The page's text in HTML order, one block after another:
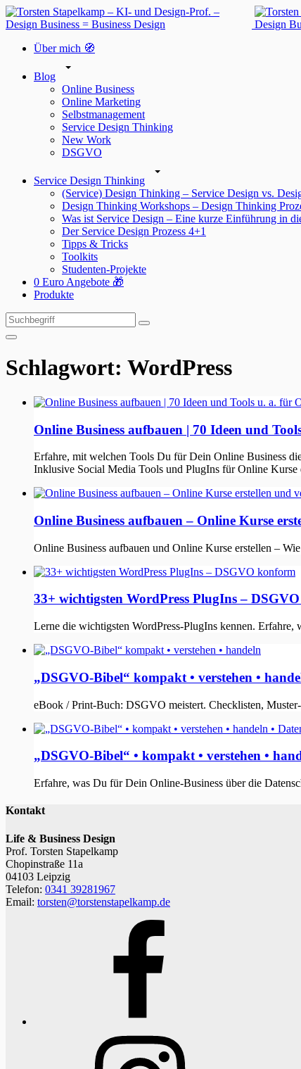
Über mich 🧭
Blog
Online Business
Online Marketing
Selbstmanagement
Service Design Thinking
New Work
DSGVO
Service Design Thinking
(Service) Design Thinking – Service Design vs.
Design Thinking Workshops – Design Thinking
Was ist Service Design – Eine kurze Einführung in
Der Service Design Prozess 4+1
Tipps & Tricks
Toolkits
Studenten-Projekte
0 Euro Angebote 🎁
Produkte
Suchen
nach:
Suchen
Schlagwort: WordPress
Online Business aufbauen | 70 Ideen und
Erfahre, mit welchen Tools Du für Dein Online Business
Inklusive Social Media Tools und PlugIns für Online Kurse
Online Business aufbauen – Online Kurse
Online Business aufbauen und Online Kurse erstellen –
33+ wichtigsten WordPress PlugIns –
Lerne die wichtigsten WordPress-PlugIns kennen.
„DSGVO-Bibel“ kompakt • verstehen •
eBook / Print-Buch: DSGVO meistert. Checklisten,
„DSGVO-Bibel“ • kompakt • verstehen •
Erfahre, was Du für Dein Online-Business über die
Kontakt
Life & Business Design
Prof. Torsten Stapelkamp
Chopinstraße 11a
04103 Leipzig
Telefon: 0341 39281967
Email: torsten@torstenstapelkamp.de